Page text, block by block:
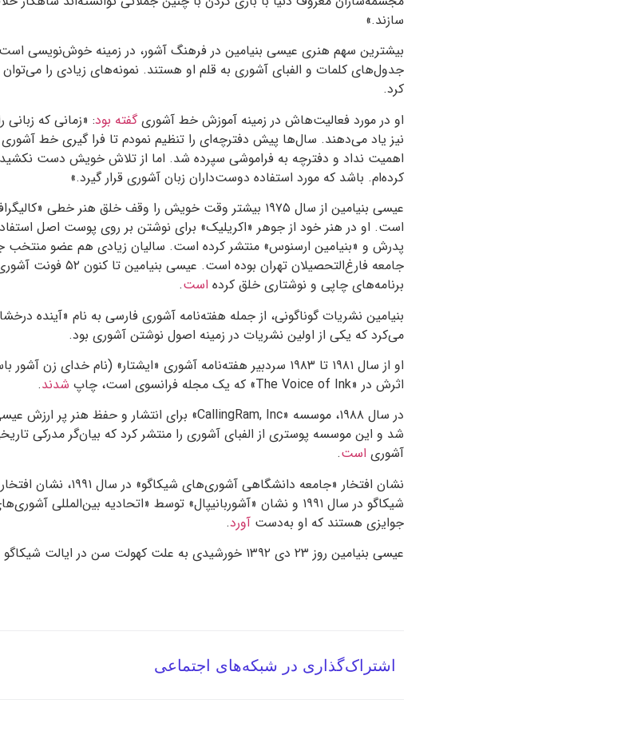
سازند.»
بیشترین سهم هنری عیسی بنیامین در فرهنگ آشور، در زمینه خوش‌نویسی است.
جدول‌های کلمات و الفبای آشوری به قلم او هستند. نمونه‌های زیادی را
کرد.
او در مورد فعالیت‌هاش در زمینه آموزش خط آشوریگفته بود: «زمانی که زبانی
نیز یاد می‌دهند. سال‌ها پیش دفترچه‌ای را تنظیم نمودم تا فرا گیری خط آشوری
اهمیت نداد و دفترچه به فراموشی سپرده شد. اما از تلاش خویش دست
کرده‌ام. باشد که مورد استفاده دوست‌داران زبان آشوری قرار گیرد.»
عیسی بنیامین از سال ۱۹۷۵ بیشتر وقت خویش را وقف خلق هنر خطی
است. او در هنر خود از جوهر «اکریلیک» برای نوشتن بر روی پوست اصل
پدرش و «بنیامین ارسنوس» منتشر کرده است. سالیان زیادی هم عضو منتخب
جامعه فارغ‌التحصیلان تهران بوده است. عیسی بنیامین تا کنون ۵۲ فونت
برنامه‌های چاپی و نوشتاری خلق کرده است.
بنیامین نشریات گوناگونی، از جمله هفته‌نامه آشوری فارسی به نام «آینده
‌می‌کرد که یکی از اولین نشریات در زمینه اصول نوشتن آشوری بود.
او از سال ۱۹۸۱ تا ۱۹۸۳ سردبیر هفته‌نامه آشوری «ایشتار» (نام خدای زن آشور
اثرش در «The Voice of Ink» که یک مجله فرانسوی است، چاپ شدند.
در سال ۱۹۸۸، موسسه «CallingRam, Inc» برای انتشار و حفظ هنر پر ارزش
شد و این موسسه پوستری از الفبای آشوری را منتشر کرد که بیان‌گر مدرکی
آشوری است.
نشان افتخار «جامعه دانشگاهی آشوری‌های شیکاگو» در سال ۱۹۹۱، نشان
شیکاگو در سال ۱۹۹۱ و نشان «آشوربانیپال» توسط «اتحادیه بین‌المللی
جوایزی هستند که او به‌دست آورد.
عیسی بنیامین روز ۲۳ دی ۱۳۹۲ خورشیدی به علت کهولت سن در ایالت شیکاگو
اشتراک‌گذاری در شبکه‌های اجتماعی